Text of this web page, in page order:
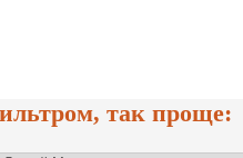
так проще: